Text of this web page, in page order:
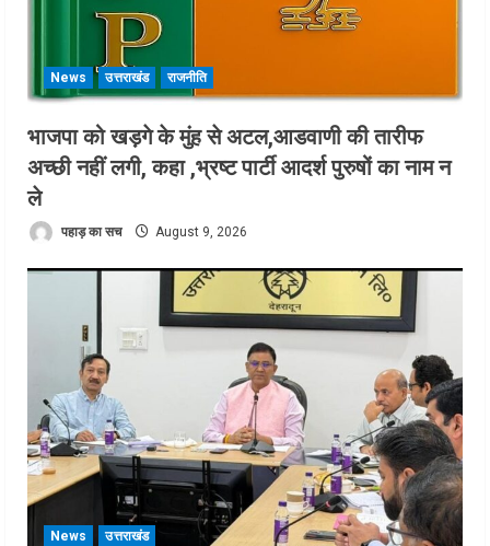
News उत्तराखंड राजनीति
भाजपा को खड़गे के मुंह से अटल,आडवाणी की तारीफ
अच्छी नहीं लगी, कहा ,भ्रष्ट पार्टी आदर्श पुरुषों का नाम न
ले
पहाड़ का सच August 9, 2026
News उत्तराखंड